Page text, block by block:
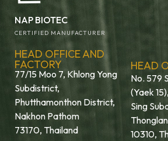
NAP BIOTEC
CERTIFIED MANUFACTURER
HEAD OFFICE AND
FACTORY
77/15 Moo 7, Khlong Yong
Subdistrict,
Phutthamonthon District,
Nakhon Pathom
73170, Thailand
HEAD
No. 579
(Yaek
Sing
10310,